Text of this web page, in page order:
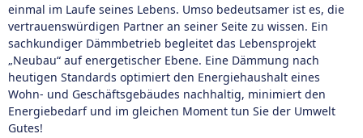
einmal im Laufe seines Lebens. Umso bedeutsamer ist es, die
vertrauenswürdigen Partner an seiner Seite zu wissen. Ein
sachkundiger Dämmbetrieb begleitet das Lebensprojekt
„Neubau“ auf energetischer Ebene. Eine Dämmung nach
heutigen Standards optimiert den Energiehaushalt eines
Wohn- und Geschäftsgebäudes nachhaltig, minimiert den
Energiebedarf und im gleichen Moment tun Sie der Umwelt
Gutes!